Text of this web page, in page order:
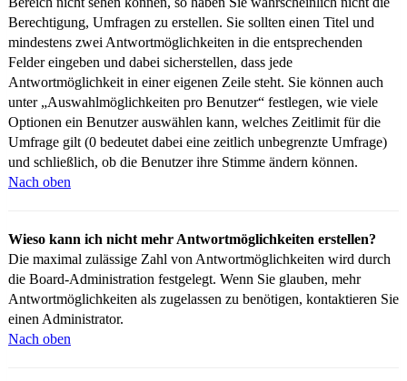
Berechtigung, Umfragen zu erstellen. Sie sollten einen Titel und
mindestens zwei Antwortmöglichkeiten in die entsprechenden
Felder eingeben und dabei sicherstellen, dass jede
Antwortmöglichkeit in einer eigenen Zeile steht. Sie können auch
unter „Auswahlmöglichkeiten pro Benutzer“ festlegen, wie viele
Optionen ein Benutzer auswählen kann, welches Zeitlimit für die
Umfrage gilt (0 bedeutet dabei eine zeitlich unbegrenzte Umfrage)
und schließlich, ob die Benutzer ihre Stimme ändern können.
Nach oben
Wieso kann ich nicht mehr Antwortmöglichkeiten erstellen?
Die maximal zulässige Zahl von Antwortmöglichkeiten wird durch
die Board-Administration festgelegt. Wenn Sie glauben, mehr
Antwortmöglichkeiten als zugelassen zu benötigen, kontaktieren Sie
einen Administrator.
Nach oben